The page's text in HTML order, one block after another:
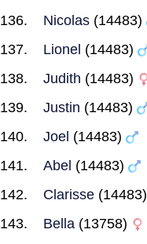
Nicolas (14483)
Lionel (14483)
Judith (14483)
Justin (14483)
Joel (14483)
Abel (14483)
Clarisse (14483)
Bella (13758)